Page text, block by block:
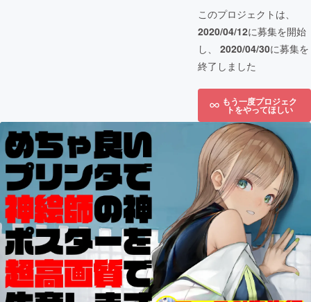
このプロジェクトは、
2020/04/12に募集を開始
し、 2020/04/30に募集を
終了しました
もう一度プロジェク
トをやってほしい